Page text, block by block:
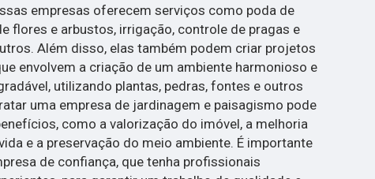
empresas oferecem serviços como poda de
flores e arbustos, irrigação, controle de pragas e
Além disso, elas também podem criar projetos
envolvem a criação de um ambiente harmonioso e
utilizando plantas, pedras, fontes e outros
uma empresa de jardinagem e paisagismo pode
como a valorização do imóvel, a melhoria
e a preservação do meio ambiente. É importante
de confiança, que tenha profissionais